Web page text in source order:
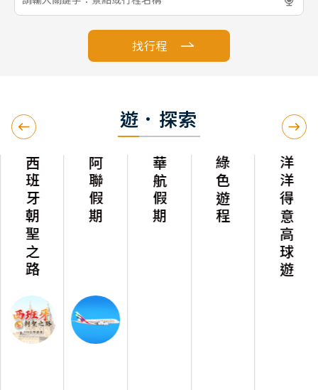
找行程
遊．探索
西班牙朝聖之路 阿聯假期 華航假期 綠色遊程 洋洋得意高球遊